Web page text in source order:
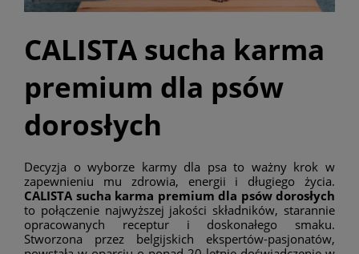
CALISTA sucha karma
premium dla psów
dorosłych
Decyzja o wyborze karmy dla psa to ważny krok w
zapewnieniu mu zdrowia, energii i długiego życia.
CALISTA sucha karma premium dla psów dorosłych
to połączenie najwyższej jakości składników, starannie
opracowanych receptur i doskonałego smaku.
Stworzona przez belgijskich ekspertów-pasjonatów,